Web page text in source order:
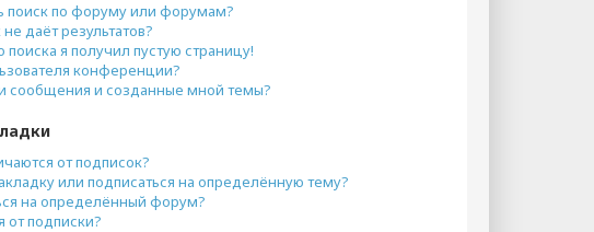
поиск по форуму или форумам?
даёт результатов?
поиска я получил пустую страницу!
конференции?
сообщения и созданные мной темы?
от подписок?
или подписаться на определённую тему?
на определённый форум?
от подписки?